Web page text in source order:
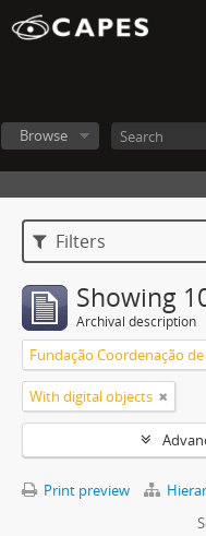
Browse
Filters
Showing
Archival description
With digital objects
Print preview